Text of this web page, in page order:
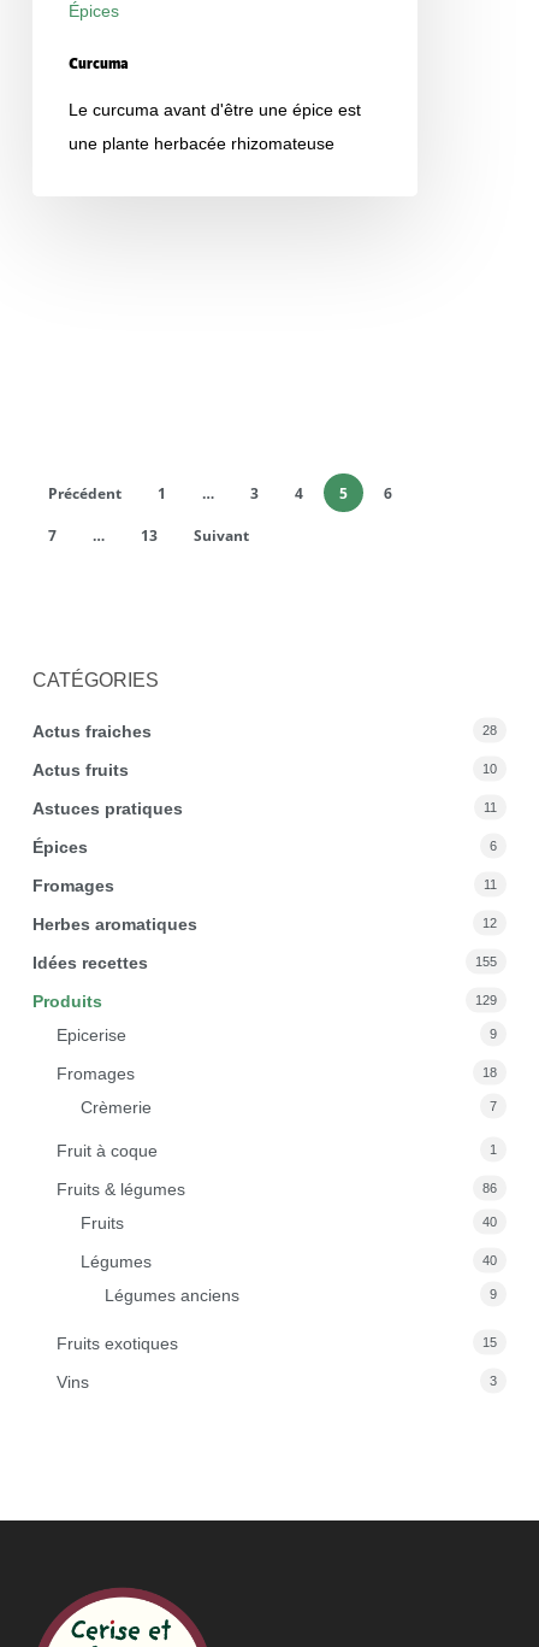
Épices
Curcuma
Le curcuma avant d'être une épice est
une plante herbacée rhizomateuse
Précédent 1 … 3 4 5 6
7 … 13 Suivant
CATÉGORIES
Actus fraiches 28
Actus fruits 10
Astuces pratiques 11
Épices 6
Fromages 11
Herbes aromatiques 12
Idées recettes 155
Produits 129
Epicerise 9
Fromages 18
Crèmerie 7
Fruit à coque 1
Fruits & légumes 86
Fruits 40
Légumes 40
Légumes anciens 9
Fruits exotiques 15
Vins 3